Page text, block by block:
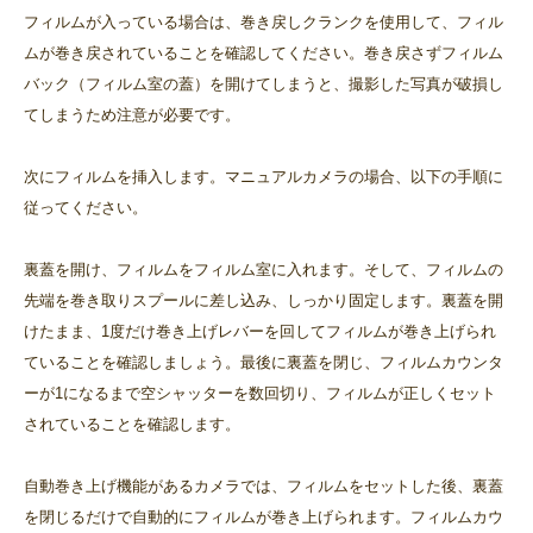
フィルムが入っている場合は、巻き戻しクランクを使用して、フィル
ムが巻き戻されていることを確認してください。巻き戻さずフィルム
バック（フィルム室の蓋）を開けてしまうと、撮影した写真が破損し
てしまうため注意が必要です。
次にフィルムを挿入します。マニュアルカメラの場合、以下の手順に
従ってください。
裏蓋を開け、フィルムをフィルム室に入れます。そして、フィルムの
先端を巻き取りスプールに差し込み、しっかり固定します。裏蓋を開
けたまま、1度だけ巻き上げレバーを回してフィルムが巻き上げられ
ていることを確認しましょう。最後に裏蓋を閉じ、フィルムカウンタ
ーが1になるまで空シャッターを数回切り、フィルムが正しくセット
されていることを確認します。
自動巻き上げ機能があるカメラでは、フィルムをセットした後、裏蓋
を閉じるだけで自動的にフィルムが巻き上げられます。フィルムカウ